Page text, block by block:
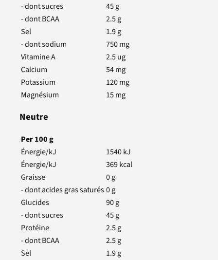
- dont sucres
45g
- dont BCAA
2.5g
Sel
1.9g
- dont sodium
750mg
Vitamine A
2.5ug
Calcium
54mg
Potassium
120mg
Magnésium
15mg
Neutre
Per100g
Énergie/kJ
1540kJ
Énergie/kJ
369kcal
Graisse
0g
- dont acides gras saturés0g
Glucides
90g
- dont sucres
45g
Protéine
2.5g
- dont BCAA
2.5g
Sel
1.9g